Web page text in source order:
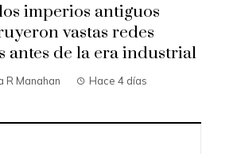
imperios antiguos
vastas redes
antes de la era industrial
R Manahan Hace 4 días